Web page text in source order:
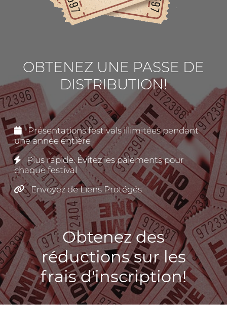
OBTENEZ UNE PASSE DE
DISTRIBUTION!
Présentations festivals illimitées pendant
une année entière
Plus rapide: Évitez les paiements pour
chaque festival
Envoyez de Liens Protégés
Obtenez des
réductions sur les
frais d'inscription!